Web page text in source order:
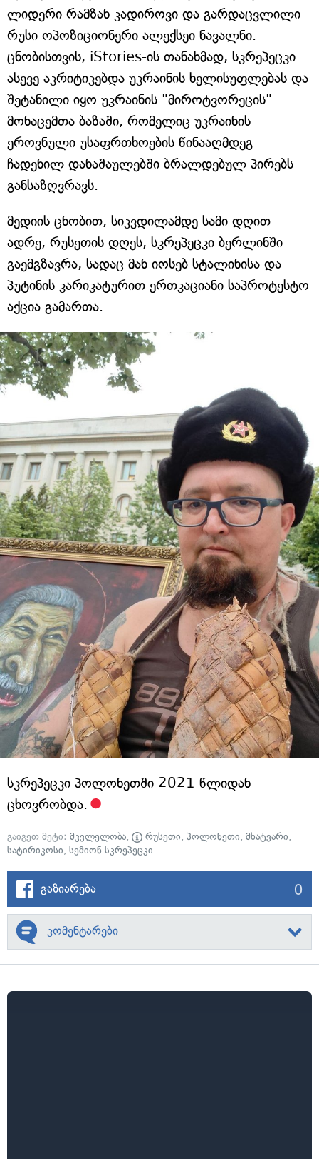
ლიდერი რამზან კადიროვი და გარდაცვლილი
რუსი ოპოზიციონერი ალექსეი ნავალნი.
ცნობისთვის, iStories-ის თანახმად, სკრეპეცკი
ასევე აკრიტიკებდა უკრაინის ხელისუფლებას და
შეტანილი იყო უკრაინის "მიროტვორეცის"
მონაცემთა ბაზაში, რომელიც უკრაინის
ეროვნული უსაფრთხოების წინააღმდეგ
ჩადენილ დანაშაულებში ბრალდებულ პირებს
განსაზღვრავს.
მედიის ცნობით, სიკვდილამდე სამი დღით
ადრე, რუსეთის დღეს, სკრეპეცკი ბერლინში
გაემგზავრა, სადაც მან იოსებ სტალინისა და
პუტინის კარიკატურით ერთკაციანი საპროტესტო
აქცია გამართა.
სკრეპეცკი პოლონეთში 2021 წლიდან
ცხოვრობდა.
გაიგეთ მეტი: მკვლელობა, რუსეთი, პოლონეთი, მხატვარი,
სატირიკოსი, სემიონ სკრეპეცკი
გაზიარება 0
კომენტარები